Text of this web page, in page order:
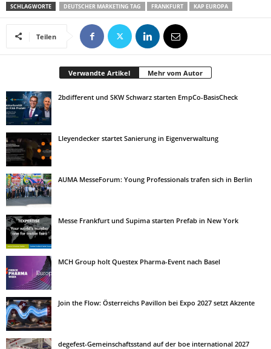
SCHLAGWORTE DEUTSCHER MARKETING TAG FRANKFURT KAP EUROPA
Teilen
Verwandte Artikel Mehr vom Autor
2bdifferent und SKW Schwarz starten EmpCo-BasisCheck
Lleyendecker startet Sanierung in Eigenverwaltung
AUMA MesseForum: Young Professionals trafen sich in Berlin
Messe Frankfurt und Supima starten Prefab in New York
MCH Group holt Questex Pharma-Event nach Basel
Join the Flow: Österreichs Pavillon bei Expo 2027 setzt Akzente
degefest-Gemeinschaftsstand auf der boe international 2027